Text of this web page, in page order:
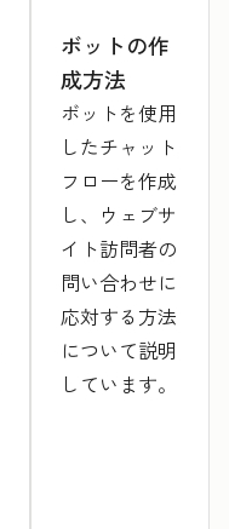
ボットの作
成方法
ボットを使用
したチャット
フローを作成
し、ウェブサ
イト訪問者の
問い合わせに
応対する方法
について説明
しています。